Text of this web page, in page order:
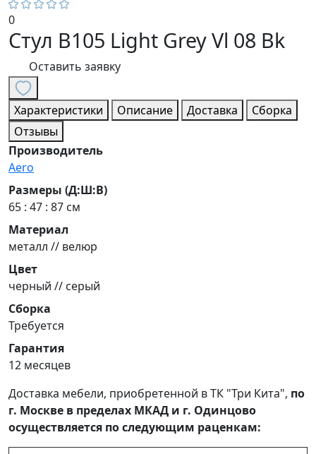
0
Стул B105 Light Grey Vl 08 Bk
Оставить заявку
Характеристики Описание Доставка
Сборка
Отзывы
Производитель
Aero
Размеры (Д:Ш:В)
65 : 47 : 87 см
Материал
металл // велюр
Цвет
черный // серый
Сборка
Требуется
Гарантия
12 месяцев
Доставка мебели, приобретенной в ТК "Три Кита", по
г. Москве в пределах МКАД и г. Одинцово
осуществляется по следующим раценкам: